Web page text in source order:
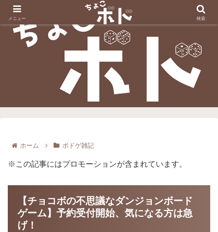
ホーム ボドゲ雑記
※この記事にはプロモーションが含まれています。
【チョコボの不思議なダンジョンボード
ゲーム】予約受付開始、気になる方は急
げ！
メニュー 検索